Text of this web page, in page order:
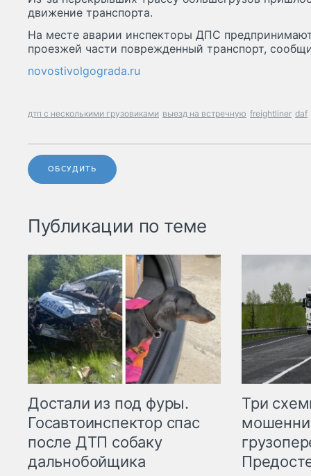
движение транспорта.
На месте аварии инспекторы ДПС
проезжей части поврежденный транспорт,
novostivolgograda.ru
дтп с несколькими грузовиками выезд на встречную freightliner daf
ОБСУДИТЬ
Публикации по теме
Достали из под фуры.
Госавтоинспектор спас
после ДТП собаку
дальнобойщика
Три